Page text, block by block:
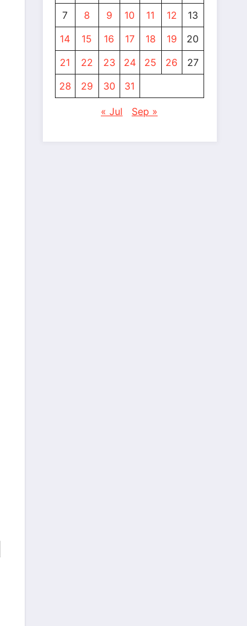
7
8 9 10 11 12
13
14
15 16 17 18 19
20
21
22 23 24 25 26
27
28
29 30 31
« Jul Sep »